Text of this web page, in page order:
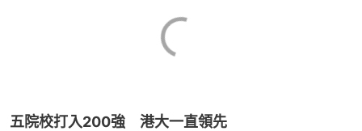
五院校打入200強　港大一直領先